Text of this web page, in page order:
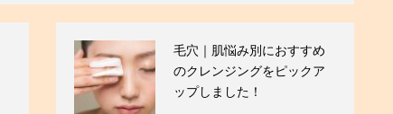
毛穴｜肌悩み別におすすめ
のクレンジングをピックア
ップしました！